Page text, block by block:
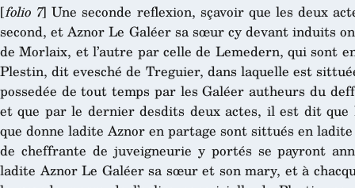
[folio 7] Une seconde reflexion, sçavoir que les deux
second, et Aznor Le Galéer sa sœur cy devant induits
de Morlaix, et l’autre par celle de Lemedern, qui sont
Plestin, dit evesché de Treguier, dans laquelle est
possedée de tout temps par les Galéer autheurs du
et que par le dernier desdits deux actes, il est dit
que donne ladite Aznor en partage sont sittués en
de cheffrante de juveigneurie y portés se payront
ladite Aznor Le Galéer sa sœur et son mary, et à